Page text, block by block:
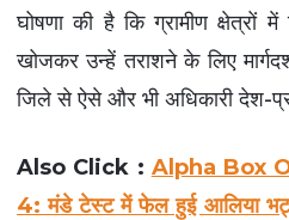
विशेष स्टोरी
अजब गजब
नई दिल्ली
घोषणा की है कि ग्रामीण क्षेत्रों
खोजकर उन्हें तराशने के लिए
जिले से ऐसे और भी अधिकारी देश-
Also Click : Alpha Box
4: मंडे टेस्ट में फेल हुई आलिया